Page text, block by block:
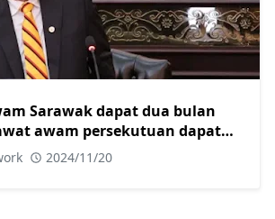
Sarawak dapat dua bulan
awam persekutuan dapat
2024/11/20